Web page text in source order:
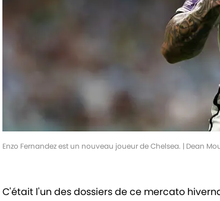
Enzo Fernandez est un nouveau joueur de Chelsea. | Dean
C'était l'un des dossiers de ce mercato